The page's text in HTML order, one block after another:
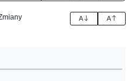
A A